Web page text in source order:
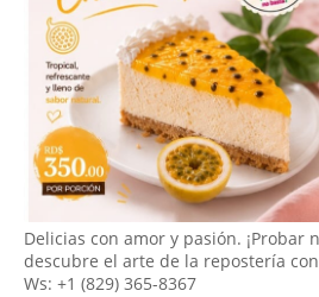
Delicias con amor y pasión. ¡Probar
descubre el arte de la repostería
Ws: +1 (829) 365-8367